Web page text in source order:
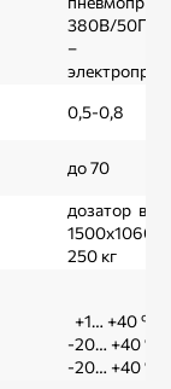
380В/50Гц/
–
0,5-0,8
до 70
дозатор в
250 кг
+1… +40 ºС
-20… +40 ºС
-20… +40 ºС